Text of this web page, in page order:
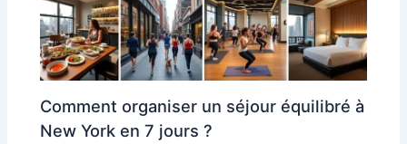
Comment organiser un séjour équilibré à
New York en 7 jours ?